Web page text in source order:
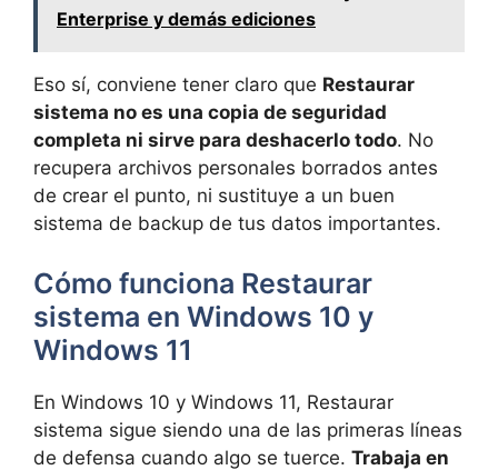
Enterprise y demás ediciones
Eso sí, conviene tener claro que Restaurar
sistema no es una copia de seguridad
completa ni sirve para deshacerlo todo. No
recupera archivos personales borrados antes
de crear el punto, ni sustituye a un buen
sistema de backup de tus datos importantes.
Cómo funciona Restaurar
sistema en Windows 10 y
Windows 11
En Windows 10 y Windows 11, Restaurar
sistema sigue siendo una de las primeras líneas
de defensa cuando algo se tuerce. Trabaja en